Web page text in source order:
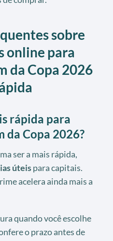
sobre
online para
da Copa 2026
rápida para
da Copa 2026?
ser a mais rápida,
úteispara capitais.
acelera ainda mais a
quando você escolhe
o prazo antes de